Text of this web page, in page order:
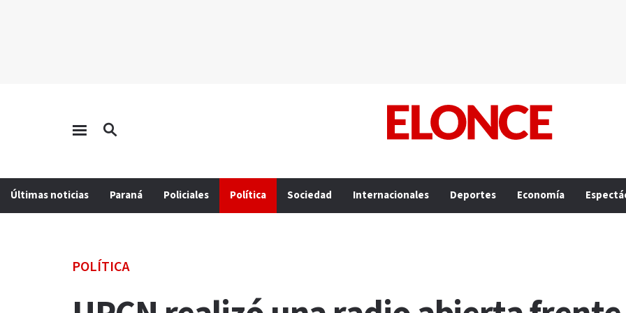
Últimas noticias Paraná Policiales Política Sociedad Internacionales Deportes Economía
POLÍTICA